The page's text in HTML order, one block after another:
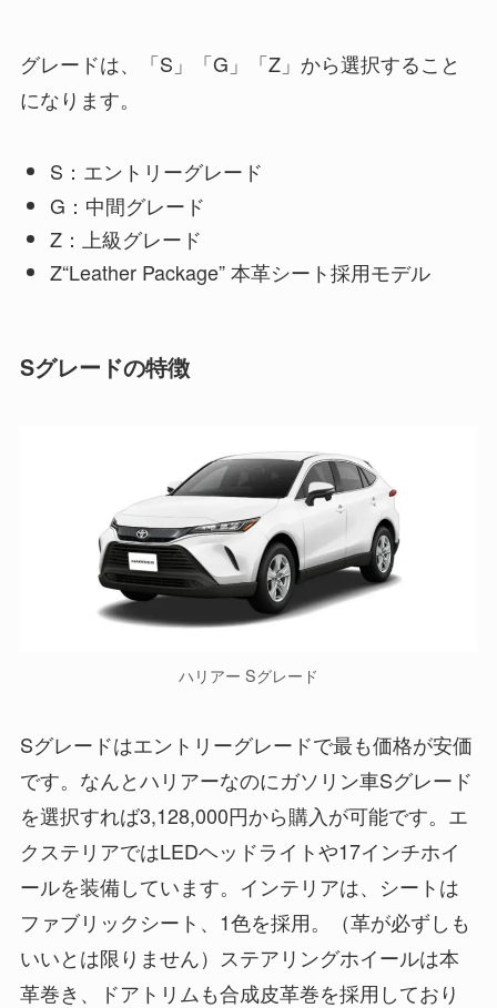
グレードは、「S」「G」「Z」から選択すること
になります。
S：エントリーグレード
G：中間グレード
Z：上級グレード
Z“Leather Package” 本革シート採用モデル
Sグレードの特徴
ハリアー Sグレード
Sグレードはエントリーグレードで最も価格が安価
です。なんとハリアーなのにガソリン車Sグレード
を選択すれば3,128,000円から購入が可能です。エ
クステリアではLEDヘッドライトや17インチホイ
ールを装備しています。インテリアは、シートは
ファブリックシート、1色を採用。（革が必ずしも
いいとは限りません）ステアリングホイールは本
革巻き、ドアトリムも合成皮革巻を採用しており